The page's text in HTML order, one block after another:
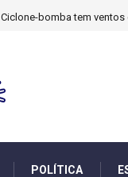
TCU identificou desvios de
POLÍTICA